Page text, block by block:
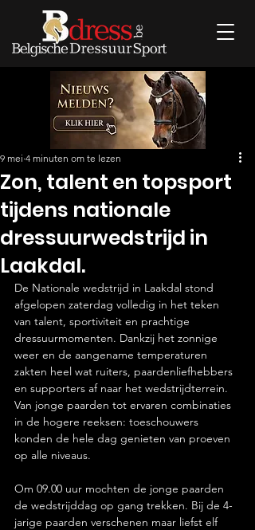
Zon, talent en topsport
tijdens nationale
dressuurwedstrijd in
Laakdal.
9 mei 4 minuten om te lezen
De Nationale wedstrijd in Laakdal stond
afgelopen zaterdag volledig in het teken
van talent, sportiviteit en prachtige
dressuurmomenten. Dankzij het zonnige
weer en de aangename temperaturen
zakten heel wat ruiters, paardenliefhebbers
en supporters af naar het wedstrijdterrein.
Van jonge paarden tot ervaren combinaties
in de hogere reeksen: toeschouwers
konden de hele dag genieten van proeven
op alle niveaus.
Om 09.00 uur mochten de jonge paarden
de wedstrijddag op gang trekken. Bij de 4-
jarige paarden verschenen maar liefst elf